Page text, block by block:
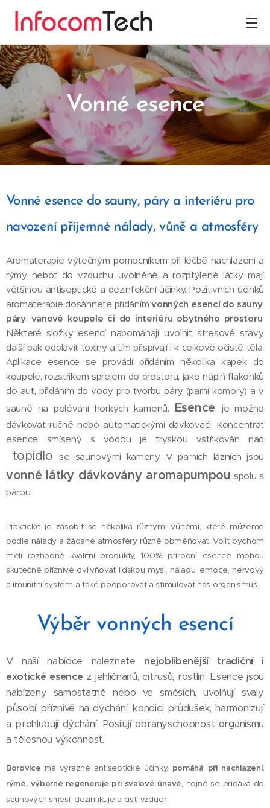
Vonné esence
Vonné esence do sauny, páry a interiéru pro
navození příjemné nálady, vůně a atmosféry
Aromaterapie výtečným pomocníkem při léčbě nachlazení a
rýmy neboť do vzduchu uvolněné a rozptýlené látky mají
většinou antiseptické a dezinfekční účinky. Pozitivních účinků
aromaterapie dosáhnete přidánímvonných esencí do sauny,
páry,vanové koupele či do interiéru obytného prostoru.
Některé složky esencí napomáhají uvolnit stresové stavy,
další pak odplavit toxiny a tím přispívají i k celkově očistě těla.
Aplikace esence se provádí přidáním několika kapek do
koupele, rozstřikem sprejem do prostoru, jako náplň flakonků
do aut, přidáním do vody pro tvorbu páry (parní komory) a v
sauně na polévání horkých kamenů. Esence
je možno
dávkovat ručně nebo automatickými dávkovači. Koncentrát
esence smísený s vodou je tryskou vstřikován nad
topidlo se saunovými kameny. V parních lázních jsou
vonné látky dávkovány aromapumpou spolu s
párou.
Praktické je zásobit se několika různými vůněmi, které můžeme
podle nálady a žádané atmosféry různě obměňovat.Volit bychom
měli rozhodně kvalitní produkty, 100% přírodní esence mohou
skutečně příznivě ovlivňovat lidskou mysl, náladu, emoce, nervový
a imunitní systém a také podporovat a stimulovat náš organismus.
Výběr vonných esencí
V naší nabídce naleznete nejoblíbenější tradiční i
exotické esence z jehličnanů, citrusů, rostlin. Esence jsou
nabízeny samostatně nebo ve směsích, uvolňují svaly,
působí příznivě na dýchání, kondici průdušek, harmonizují
a prohlubují dýchání. Posilují obranyschopnost organismu
a tělesnou výkonnost.
Borovice má výrazné antiseptické účinky, pomáhá při nachlazení,
rýmě, výborně regeneruje při svalové únavě, hojně se přidává do
saunových směsí, dezinfikuje a čistí vzduch